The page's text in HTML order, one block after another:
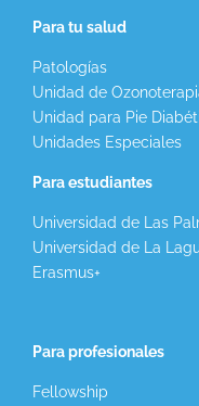
Para tu salud
Patologías
Unidad de
Unidad para Pie
Unidades Especiales
Para estudiantes
Universidad de Las
Universidad de La
Erasmus+
Para profesionales
Fellowship